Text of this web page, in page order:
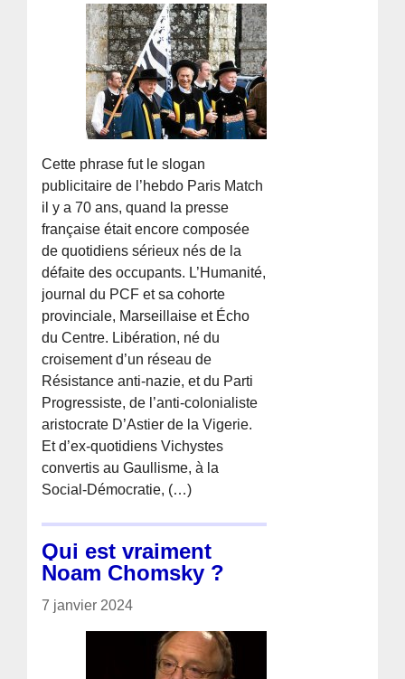
Cette phrase fut le slogan
publicitaire de l’hebdo Paris Match
il y a 70 ans, quand la presse
française était encore composée
de quotidiens sérieux nés de la
défaite des occupants. L’Humanité,
journal du PCF et sa cohorte
provinciale, Marseillaise et Écho
du Centre. Libération, né du
croisement d’un réseau de
Résistance anti-nazie, et du Parti
Progressiste, de l’anti-colonialiste
aristocrate D’Astier de la Vigerie.
Et d’ex-quotidiens Vichystes
convertis au Gaullisme, à la
Social-Démocratie, (…)
Qui est vraiment
Noam Chomsky ?
7 janvier 2024